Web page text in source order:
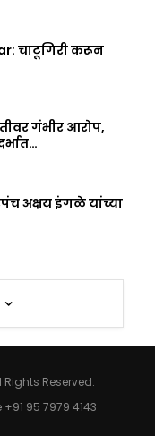
चाटूगिरी करून
गंभीर आरोप,
अक्षय इंगळे यांच्या
Reserved.
95 7979 4143